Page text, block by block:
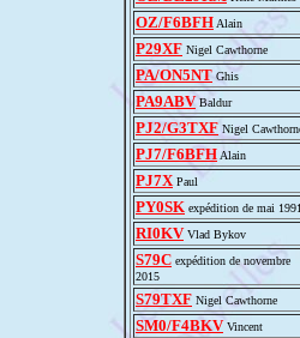
OZ/F6BFH Alain
P29XF Nigel Cawthorne
PA/ON5NTGhis
PA9ABV Baldur
PJ2/G3TXF Nigel
PJ7/F6BFH Alain
PJ7X Paul
PY0SK expédition de mai
RI0KV Vlad Bykov
S79C expédition de novembre
2015
S79TXF Nigel Cawthorne
SM0/F4BKV Vincent